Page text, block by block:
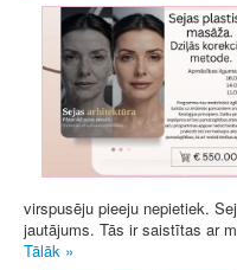
virspusēju pieeju nepietiek.
jautājums. Tās ir saistītas ar
Tālāk »